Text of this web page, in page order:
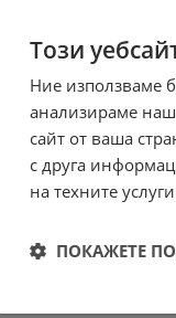
Този
Ние използваме
анализираме
сайт от ваша
с друга
на техните
ПОКАЖЕТЕ